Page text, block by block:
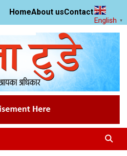
HomeAbout usContact us
English ▼